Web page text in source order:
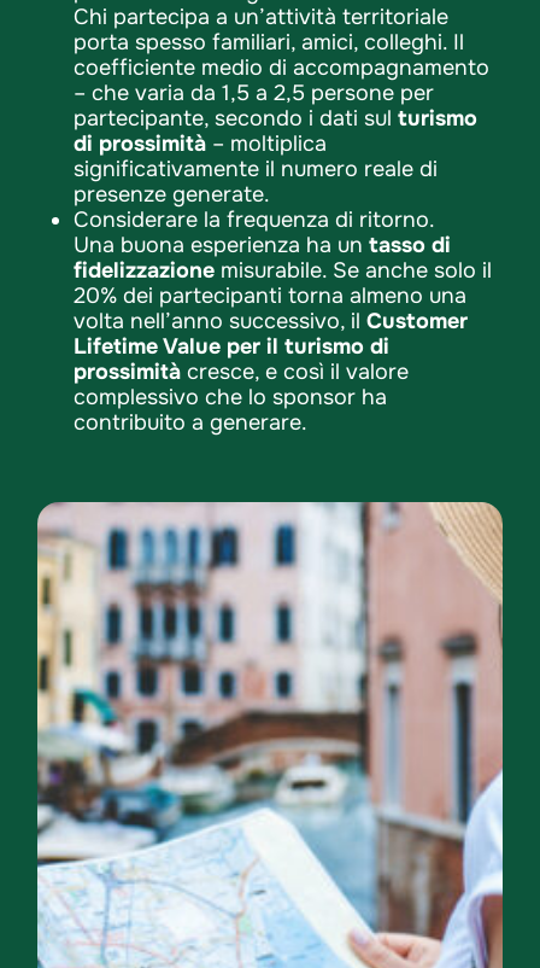
Chi partecipa a un’attività territoriale
porta spesso familiari, amici, colleghi. Il
coefficiente medio di accompagnamento
– che varia da 1,5 a 2,5 persone per
partecipante, secondo i dati sulturismo
di prossimità – moltiplica
significativamente il numero reale di
presenze generate.
Considerare la frequenza di ritorno.
Una buona esperienza ha untasso di
fidelizzazione misurabile. Se anche solo il
20% dei partecipanti torna almeno una
volta nell’anno successivo, ilCustomer
Lifetime Value per il turismo di
prossimità cresce, e così il valore
complessivo che lo sponsor ha
contribuito a generare.